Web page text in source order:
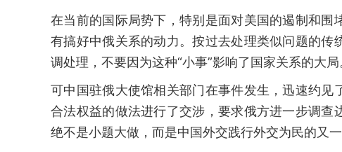
在当前的国际局势下，特别是面对美国的遏制和
有搞好中俄关系的动力。按过去处理类似问题的
调处理，不要因为这种“小事”影响了国家关系的大局
可中国驻俄大使馆相关部门在事件发生，迅速约
合法权益的做法进行了交涉，要求俄方进一步调
绝不是小题大做，而是中国外交践行外交为民的又一